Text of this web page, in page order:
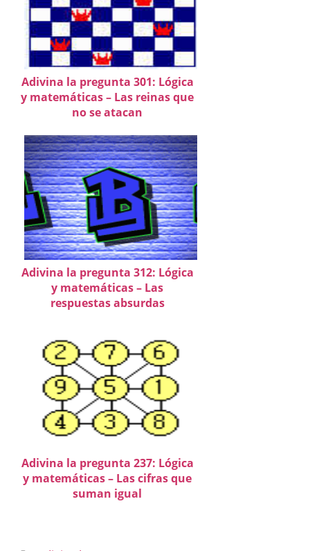
Adivina la pregunta 301: Lógica
y matemáticas – Las reinas que
no se atacan
Adivina la pregunta 312: Lógica
y matemáticas – Las
respuestas absurdas
Adivina la pregunta 237: Lógica
y matemáticas – Las cifras que
suman igual